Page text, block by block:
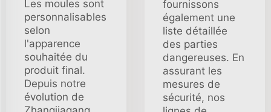
Les moules sont
personnalisables
selon
l'apparence
souhaitée du
produit final.
Depuis notre
évolution de
fournissons
également une
liste détaillée
des parties
dangereuses. En
assurant les
mesures de
sécurité, nos